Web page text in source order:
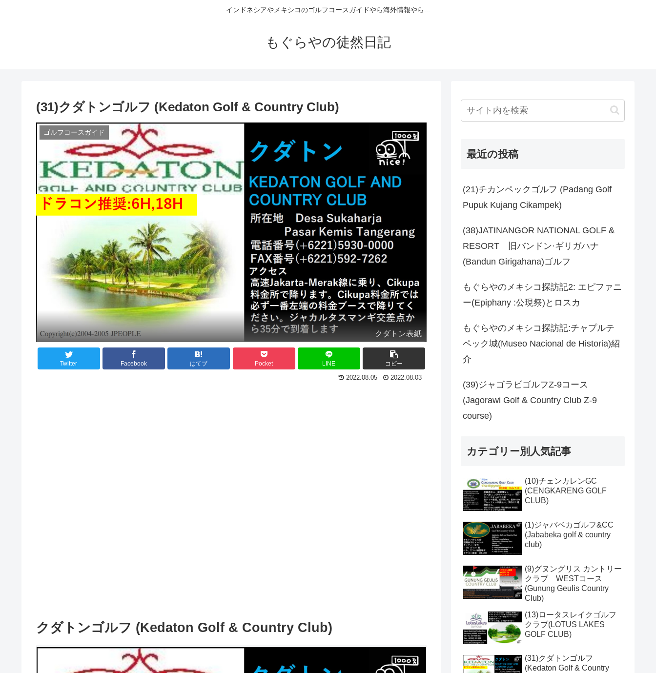
インドネシアやメキシコのゴルフコースガイドやら海外情報やら...
もぐらやの徒然日記
(31)クダトンゴルフ (Kedaton Golf & Country Club)
ゴルフコースガイド
クダトン表紙
Twitter Facebook はてブ Pocket LINE コピー
2022.08.05 2022.08.03
クダトンゴルフ (Kedaton Golf & Country Club)
最近の投稿
(21)チカンペックゴルフ (Padang Golf
Pupuk Kujang Cikampek)
(38)JATINANGOR NATIONAL GOLF &
RESORT 旧バンドン·ギリガハナ
(Bandun Girigahana)ゴルフ
もぐらやのメキシコ探訪記2: エピファニ
ー(Epiphany :公現祭)とロスカ
もぐらやのメキシコ探訪記:チャプルテ
ペック城(Museo Nacional de Historia)紹
介
(39)ジャゴラビゴルフZ-9コース
(Jagorawi Golf & Country Club Z-9
course)
カテゴリー別人気記事
(10)チェンカレンGC
(CENGKARENG GOLF
CLUB)
(1)ジャバベカゴルフ&CC
(Jababeka golf & country
club)
(9)グヌングリス カントリー
クラブ WESTコース
(Gunung Geulis Country
Club)
(13)ロータスレイクゴルフ
クラブ(LOTUS LAKES
GOLF CLUB)
(31)クダトンゴルフ
(Kedaton Golf & Country